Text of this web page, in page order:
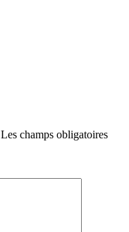
Les champs obligatoires